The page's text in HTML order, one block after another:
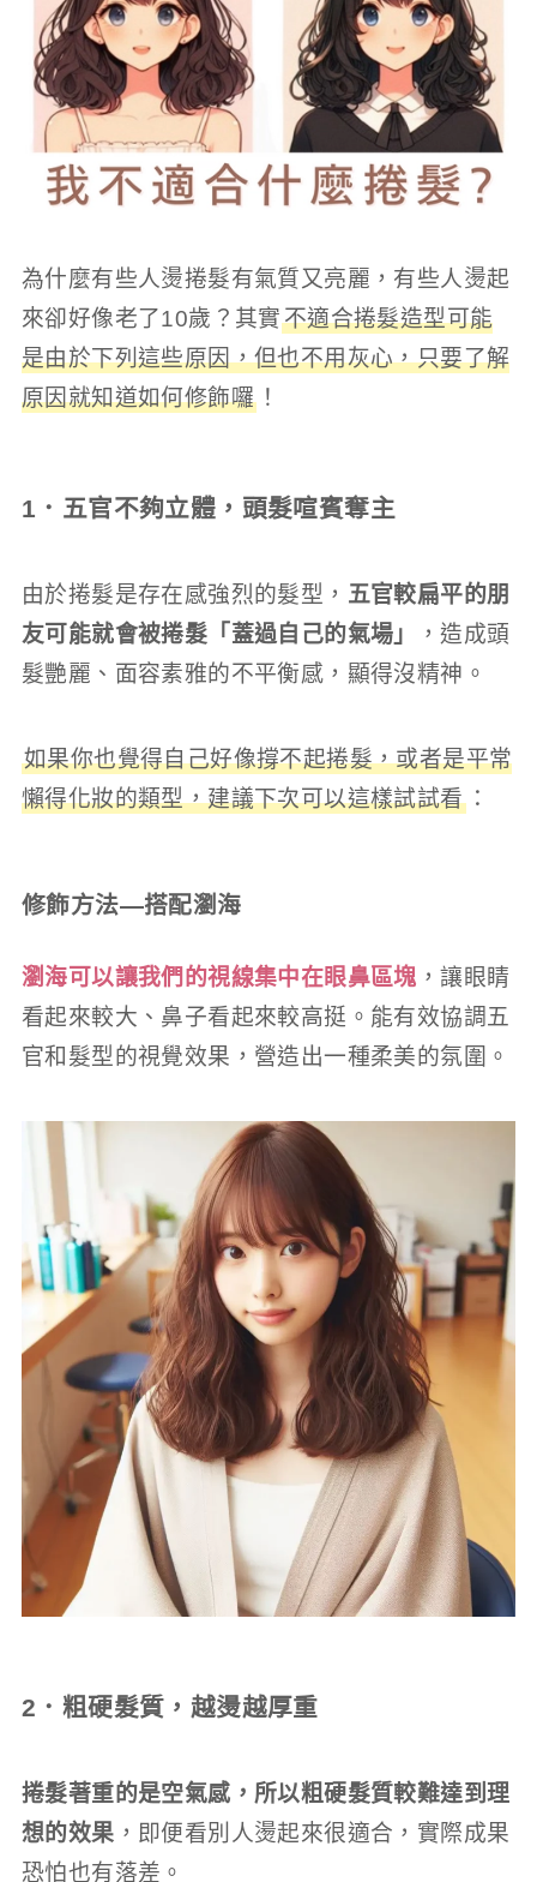
為什麼有些人燙捲髮有氣質又亮麗，有些人燙起
來卻好像老了10歲？其實不適合捲髮造型可能
是由於下列這些原因，但也不用灰心，只要了解
原因就知道如何修飾囉！
1．五官不夠立體，頭髮喧賓奪主
由於捲髮是存在感強烈的髮型， 五官較扁平的朋
友可能就會被捲髮「蓋過自己的氣場」
，造成頭
髮艷麗、面容素雅的不平衡感，顯得沒精神。
如果你也覺得自己好像撐不起捲髮，或者是平常
懶得化妝的類型，建議下次可以這樣試試看：
修飾方法—搭配瀏海
瀏海可以讓我們的視線集中在眼鼻區塊 ，讓眼睛
看起來較大、鼻子看起來較高挺。能有效協調五
官和髮型的視覺效果，營造出一種柔美的氛圍。
2．粗硬髮質，越燙越厚重
捲髮著重的是空氣感，所以粗硬髮質較難達到理
想的效果 ，即便看別人燙起來很適合，實際成果
恐怕也有落差。